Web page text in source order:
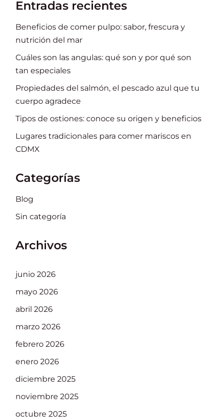
Entradas recientes
Beneficios de comer pulpo: sabor, frescura y
nutrición del mar
Cuáles son las angulas: qué son y por qué son
tan especiales
Propiedades del salmón, el pescado azul que tu
cuerpo agradece
Tipos de ostiones: conoce su origen y beneficios
Lugares tradicionales para comer mariscos en
CDMX
Categorías
Blog
Sin categoría
Archivos
junio 2026
mayo 2026
abril 2026
marzo 2026
febrero 2026
enero 2026
diciembre 2025
noviembre 2025
octubre 2025